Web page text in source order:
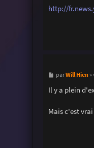
g
e
http://
M
s
s
e
parWill Hien»
Il y a plein
Mais c'est